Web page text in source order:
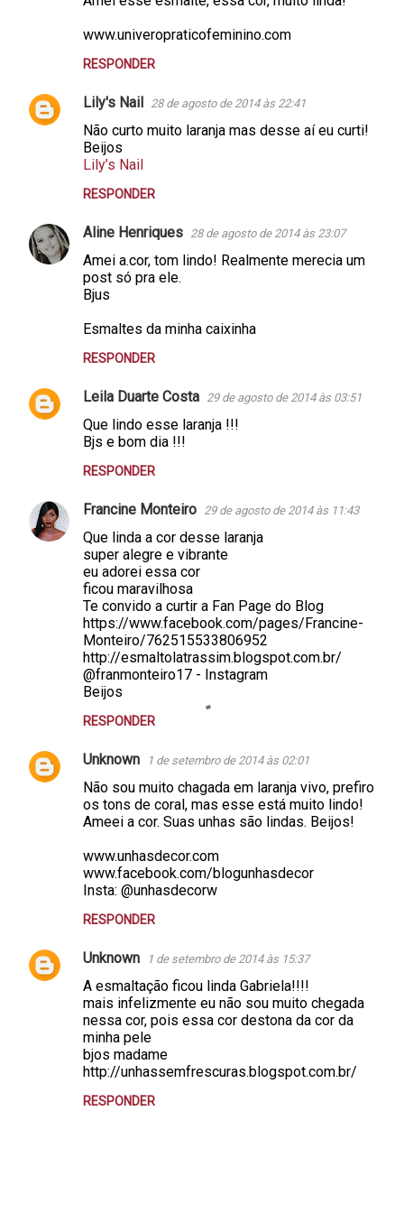
www.univeropraticofeminino.com
RESPONDER
Lily's Nail 28 de agosto de 2014 às 22:41
Não curto muito laranja mas desse aí eu curti!
Beijos
Lily’s Nail
RESPONDER
Aline Henriques 28 de agosto de 2014 às 23:07
Amei a.cor, tom lindo! Realmente merecia um
post só pra ele.
Bjus
Esmaltes da minha caixinha
RESPONDER
Leila Duarte Costa 29 de agosto de 2014 às 03:51
Que lindo esse laranja !!!
Bjs e bom dia !!!
RESPONDER
Francine Monteiro 29 de agosto de 2014 às 11:43
Que linda a cor desse laranja
super alegre e vibrante
eu adorei essa cor
ficou maravilhosa
Te convido a curtir a Fan Page do Blog
https://www.facebook.com/pages/Francine-
Monteiro/762515533806952
http://esmaltolatrassim.blogspot.com.br/
@franmonteiro17 - Instagram
Beijos
RESPONDER
Unknown 1 de setembro de 2014 às 02:01
Não sou muito chagada em laranja vivo, prefiro
os tons de coral, mas esse está muito lindo!
Ameei a cor. Suas unhas são lindas. Beijos!
www.unhasdecor.com
www.facebook.com/blogunhasdecor
Insta: @unhasdecorw
RESPONDER
Unknown 1 de setembro de 2014 às 15:37
A esmaltação ficou linda Gabriela!!!!
mais infelizmente eu não sou muito chegada
nessa cor, pois essa cor destona da cor da
minha pele
bjos madame
http://unhassemfrescuras.blogspot.com.br/
RESPONDER